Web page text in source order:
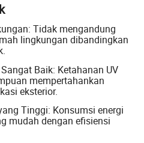
Tidak mengandung
lingkungan dibandingkan
Baik: Ketahanan UV
mempertahankan
eksterior.
Tinggi: Konsumsi energi
mudah dengan efisiensi